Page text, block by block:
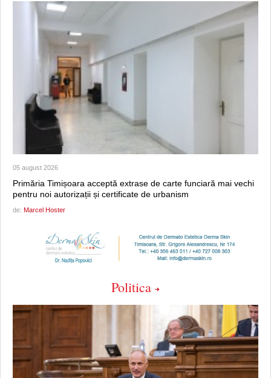
05 august 2026
Primăria Timișoara acceptă extrase de carte funciară mai vechi
pentru noi autorizații și certificate de urbanism
de: Marcel Hoster
Politica